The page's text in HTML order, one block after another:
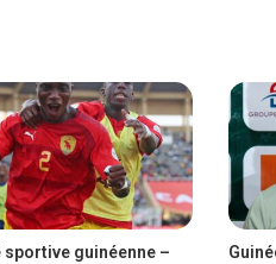
guinéenne –